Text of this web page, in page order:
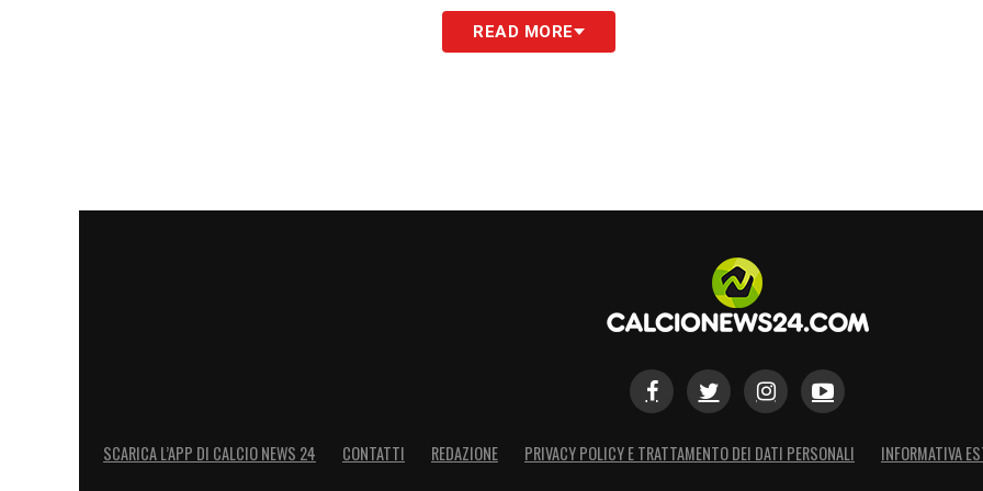
Ultime notizie Calciomercato LIVE: tutte le novità del giorno
READ MORE
SCARICA L’APP DI CALCIO NEWS 24 CONTATTI REDAZIONE PRIVACY POLICY E TRATTAMENTO DEI DATI PERSONALI INFORMATIVA